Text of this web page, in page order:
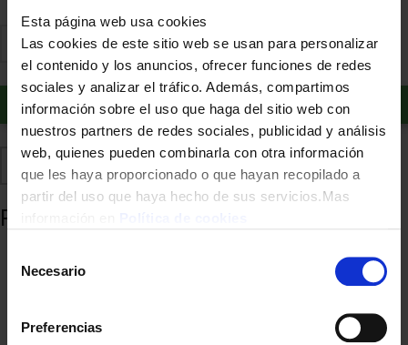
Esta página web usa cookies
Las cookies de este sitio web se usan para personalizar
el contenido y los anuncios, ofrecer funciones de redes
sociales y analizar el tráfico. Además, compartimos
información sobre el uso que haga del sitio web con
nuestros partners de redes sociales, publicidad y análisis
web, quienes pueden combinarla con otra información
que les haya proporcionado o que hayan recopilado a
partir del uso que haya hecho de sus servicios.Mas
Necesario
Preferencias
Añadir al carrito
Añadir a favoritos
Productos relacionados